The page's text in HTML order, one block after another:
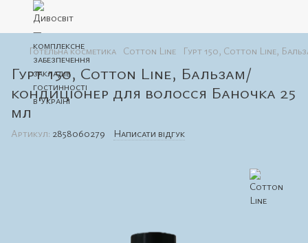
Готельна косметика Cotton Line Гурт 150, Cotton Line,
Гурт 150, Cotton Line, Бальзам/
кондиціонер для волосся Баночка 25
мл
Артикул: 2858060279 Написати відгук